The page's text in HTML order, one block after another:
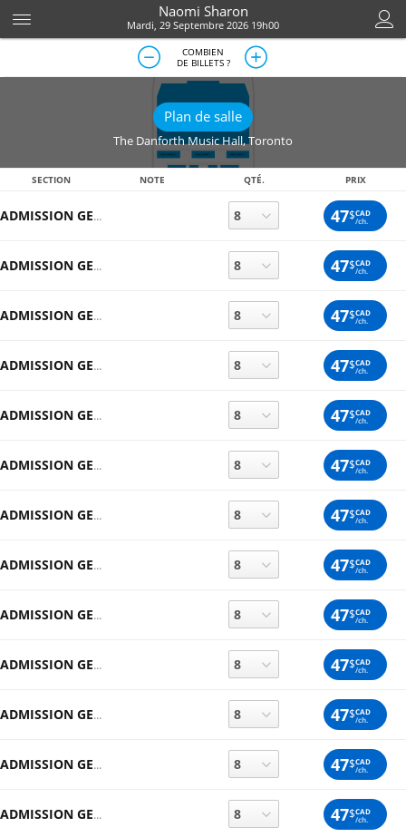
Naomi Sharon
Mardi, 29 Septembre 2026 19h00
COMBIEN
DE BILLETS ?
Plan de salle
The Danforth Music Hall,Toronto
SECTION NOTE QTÉ. PRIX
ADMISSION GENERALE 47$CAD
/ch.
ADMISSION GENERALE 47$CAD
/ch.
ADMISSION GENERALE 47$CAD
/ch.
ADMISSION GENERALE 47$CAD
/ch.
ADMISSION GENERALE 47$CAD
/ch.
ADMISSION GENERALE 47$CAD
/ch.
ADMISSION GENERALE 47$CAD
/ch.
ADMISSION GENERALE 47$CAD
/ch.
ADMISSION GENERALE 47$CAD
/ch.
ADMISSION GENERALE 47$CAD
/ch.
ADMISSION GENERALE 47$CAD
/ch.
ADMISSION GENERALE 47$CAD
/ch.
ADMISSION GENERALE 47$CAD
/ch.